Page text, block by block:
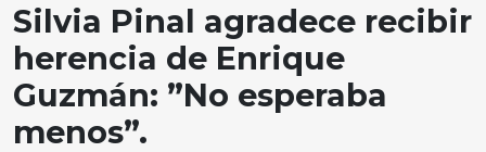
Silvia Pinal agradece recibir
herencia de Enrique
Guzmán: ”No esperaba
menos”.